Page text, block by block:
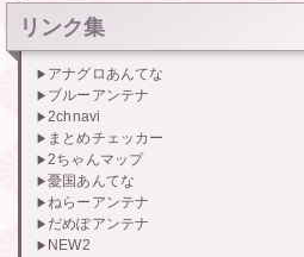
リンク集
アナグロあんてな
ブルーアンテナ
2chnavi
まとめチェッカー
2ちゃんマップ
憂国あんてな
ねらーアンテナ
だめぽアンテナ
NEW2